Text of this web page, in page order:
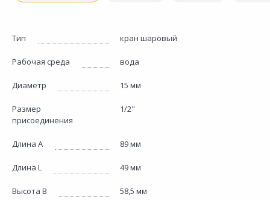
Тип кран шаровый
Рабочая среда вода
Диаметр 15 мм
Размер
присоединения
1/2"
Длина А 89 мм
Длина L 49 мм
Высота В 58,5 мм